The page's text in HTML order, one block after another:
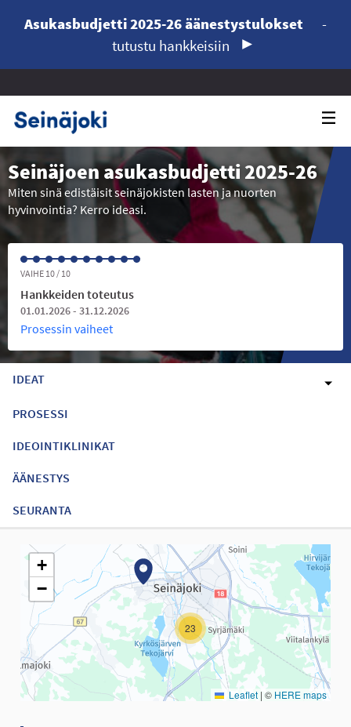
Asukasbudjetti 2025-26 äänestystulokset
-
tutustu hankkeisiin
Seinäjoen asukasbudjetti 2025-26
Miten sinä edistäisit seinäjokisten lasten ja nuorten
hyvinvointia? Kerro ideasi.
VAIHE 10 / 10
Hankkeiden toteutus
01.01.2026 - 31.12.2026
Prosessin vaiheet
IDEAT
PROSESSI
IDEOINTIKLINIKAT
ÄÄNESTYS
SEURANTA
Seuraavassa elementissä on kartta, joka esittää tämän
23
+
−
Leaflet | © HERE maps